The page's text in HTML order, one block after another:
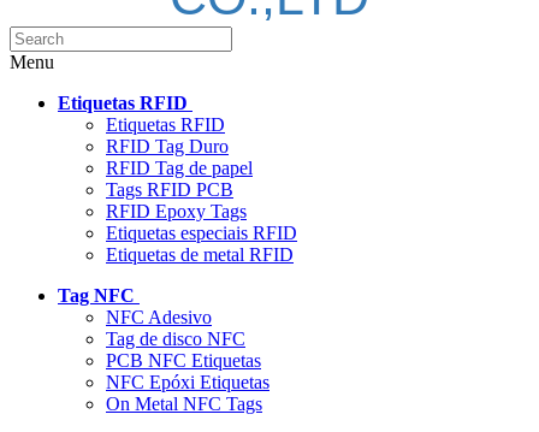
Menu
Etiquetas RFID
Etiquetas RFID
RFID Tag Duro
RFID Tag de papel
Tags RFID PCB
RFID Epoxy Tags
Etiquetas especiais RFID
Etiquetas de metal RFID
Tag NFC
NFC Adesivo
Tag de disco NFC
PCB NFC Etiquetas
NFC Epóxi Etiquetas
On Metal NFC Tags